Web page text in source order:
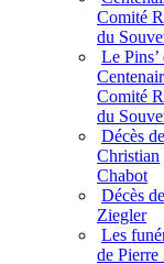
Comité
du
Le Pins’
Comité
du
Décès de
Christian
Chabot
Décès
Ziegler
Les
de